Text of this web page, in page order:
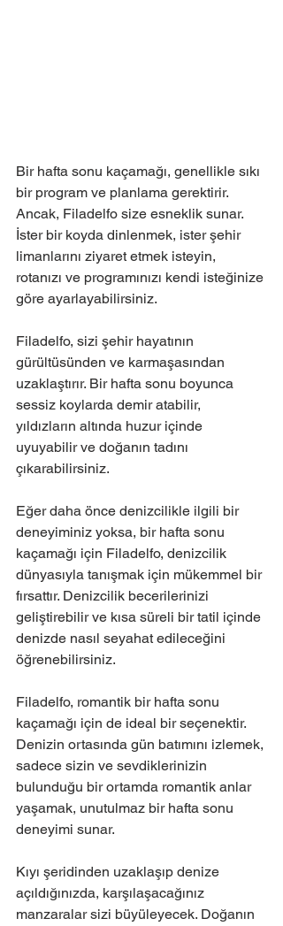
Bir hafta sonu kaçamağı, genellikle sıkı
bir program ve planlama gerektirir.
Ancak, Filadelfo size esneklik sunar.
İster bir koyda dinlenmek, ister şehir
limanlarını ziyaret etmek isteyin,
rotanızı ve programınızı kendi isteğinize
göre ayarlayabilirsiniz.
Filadelfo, sizi şehir hayatının
gürültüsünden ve karmaşasından
uzaklaştırır. Bir hafta sonu boyunca
sessiz koylarda demir atabilir,
yıldızların altında huzur içinde
uyuyabilir ve doğanın tadını
çıkarabilirsiniz.
Eğer daha önce denizcilikle ilgili bir
deneyiminiz yoksa, bir hafta sonu
kaçamağı için Filadelfo, denizcilik
dünyasıyla tanışmak için mükemmel bir
fırsattır. Denizcilik becerilerinizi
geliştirebilir ve kısa süreli bir tatil içinde
denizde nasıl seyahat edileceğini
öğrenebilirsiniz.
Filadelfo, romantik bir hafta sonu
kaçamağı için de ideal bir seçenektir.
Denizin ortasında gün batımını izlemek,
sadece sizin ve sevdiklerinizin
bulunduğu bir ortamda romantik anlar
yaşamak, unutulmaz bir hafta sonu
deneyimi sunar.
Kıyı şeridinden uzaklaşıp denize
açıldığınızda, karşılaşacağınız
manzaralar sizi büyüleyecek. Doğanın